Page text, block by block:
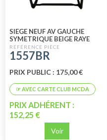
SIEGE NEUF AV GAUCHE
SYMETRIQUE BEIGE RAYE
1557BR
PRIX PUBLIC : 175,00 €
PRIX ADHÉRENT :
152,25 €
Voir